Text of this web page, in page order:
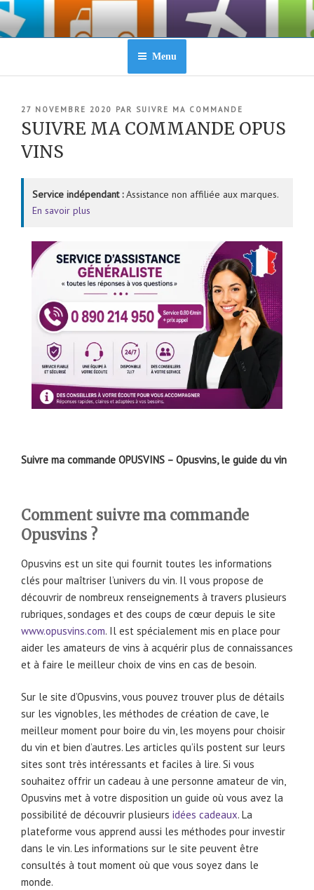
Aller
contenu
Menu
PUBLIÉ
LE
27 NOVEMBRE 2020 PAR SUIVRE MA COMMANDE
SUIVRE MA COMMANDE OPUS
VINS
Service indépendant :Assistance non affiliée aux marques.
En savoir plus
Suivre ma commande OPUSVINS – Opusvins, le guide du vin
Comment suivre ma commande
Opusvins ?
Opusvins est un site qui fournit toutes les informations
clés pour maîtriser l’univers du vin. Il vous propose de
découvrir de nombreux renseignements à travers plusieurs
rubriques, sondages et des coups de cœur depuis le site
www.opusvins.com. Il est spécialement mis en place pour
aider les amateurs de vins à acquérir plus de connaissances
et à faire le meilleur choix de vins en cas de besoin.
Sur le site d’Opusvins, vous pouvez trouver plus de détails
sur les vignobles, les méthodes de création de cave, le
meilleur moment pour boire du vin, les moyens pour choisir
du vin et bien d’autres. Les articles qu’ils postent sur leurs
sites sont très intéressants et faciles à lire. Si vous
souhaitez offrir un cadeau à une personne amateur de vin,
Opusvins met à votre disposition un guide où vous avez la
possibilité de découvrir plusieurs idées cadeaux. La
plateforme vous apprend aussi les méthodes pour investir
dans le vin. Les informations sur le site peuvent être
consultés à tout moment où que vous soyez dans le
monde.